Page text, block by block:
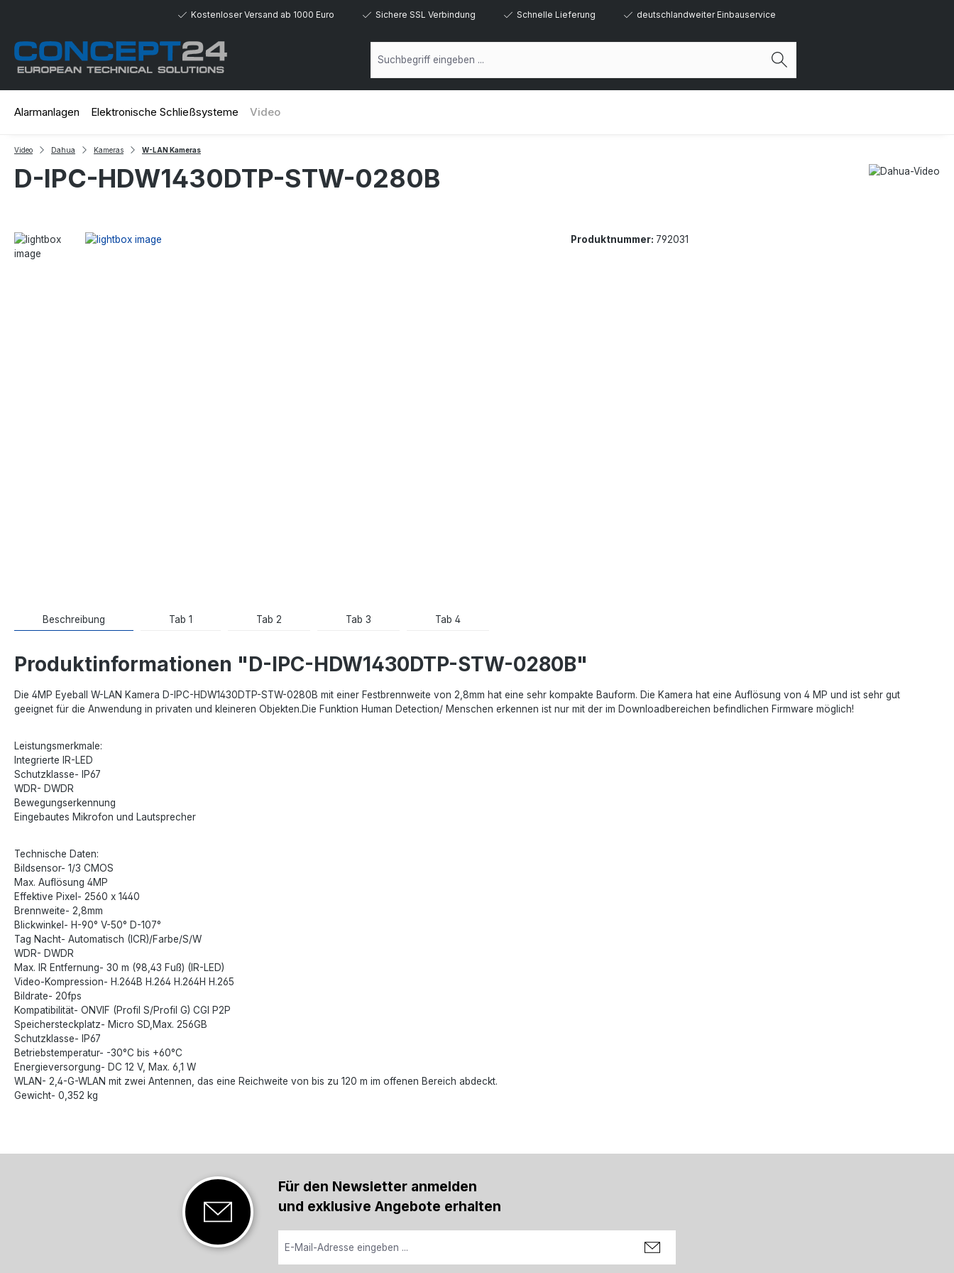
Kostenloser Versand ab 1000 Euro Sichere SSL Verbindung Schnelle Lieferung deutschlandweiter Einbauservice
Alarmanlagen Elektronische Schließsysteme Video
Video Dahua Kameras W-LAN Kameras
D-IPC-HDW1430DTP-STW-0280B
Produktnummer: 792031
Beschreibung Tab 1 Tab 2 Tab 3 Tab 4
Produktinformationen "D-IPC-HDW1430DTP-STW-0280B"
Die 4MP Eyeball W-LAN Kamera D-IPC-HDW1430DTP-STW-0280B mit einer Festbrennweite von 2,8mm hat eine sehr kompakte Bauform. Die Kamera hat eine Auflösung von 4 MP und ist sehr gut
geeignet für die Anwendung in privaten und kleineren Objekten.Die Funktion Human Detection/ Menschen erkennen ist nur mit der im Downloadbereichen befindlichen Firmware möglich!
Leistungsmerkmale:
Integrierte IR-LED
Schutzklasse- IP67
WDR- DWDR
Bewegungserkennung
Eingebautes Mikrofon und Lautsprecher
Technische Daten:
Bildsensor- 1/3 CMOS
Max. Auflösung 4MP
Effektive Pixel- 2560 x 1440
Brennweite- 2,8mm
Blickwinkel- H-90° V-50° D-107°
Tag Nacht- Automatisch (ICR)/Farbe/S/W
WDR- DWDR
Max. IR Entfernung- 30 m (98,43 Fuß) (IR-LED)
Video-Kompression- H.264B H.264 H.264H H.265
Bildrate- 20fps
Kompatibilität- ONVIF (Profil S/Profil G) CGI P2P
Speichersteckplatz- Micro SD,Max. 256GB
Schutzklasse- IP67
Betriebstemperatur- -30°C bis +60°C
Energieversorgung- DC 12 V, Max. 6,1 W
WLAN- 2,4-G-WLAN mit zwei Antennen, das eine Reichweite von bis zu 120 m im offenen Bereich abdeckt.
Gewicht- 0,352 kg
Für den Newsletter anmelden
und exklusive Angebote erhalten